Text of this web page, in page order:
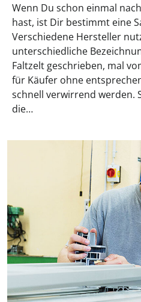
Wenn Du schon einmal
hast, ist Dir bestimmt eine
Verschiedene Hersteller
unterschiedliche
Faltzelt geschrieben, mal
für Käufer ohne
schnell verwirrend werden.
die…